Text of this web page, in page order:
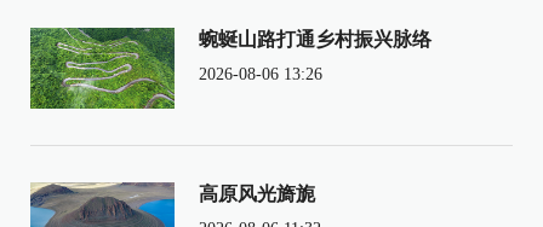
蜿蜒山路打通乡村振兴脉络
2026-08-06 13:26
高原风光旖旎